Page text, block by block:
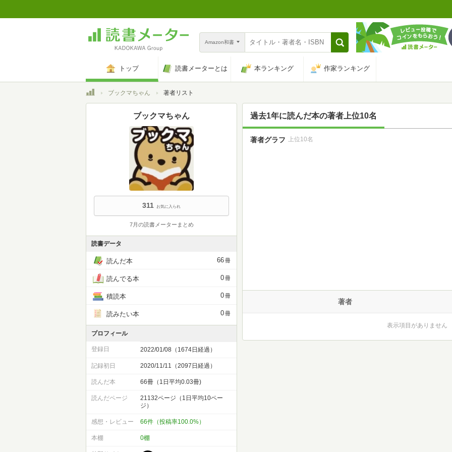
Amazon和書
トップ 読書メーターとは 本ランキング 作家ランキング
トップブックマちゃん 著者リスト
ブックマちゃん
311 お気に入られ
7月の読書メーターまとめ
読書データ
読んだ本 66冊
読んでる本 0冊
積読本 0冊
読みたい本 0冊
プロフィール
登録日 2022/01/08（1674日経過）
記録初日 2020/11/11（2097日経過）
読んだ本 66冊（1日平均0.03冊)
読んだページ
21132ページ（1日平均10ペー
ジ）
感想・レビュー 66件（投稿率100.0%）
本棚 0棚
過去1年に読んだ本の著者上位10名
著者グラフ 上位10名
著者
表示項目がありません